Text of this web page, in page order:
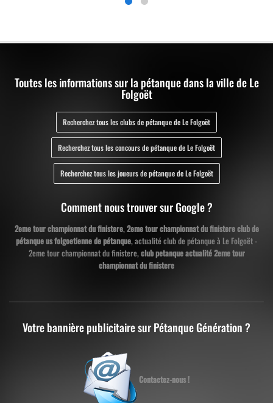
Toutes les informations sur la pétanque dans la ville de Le
Folgoët
Recherchez tous les clubs de pétanque de Le Folgoët
Recherchez tous les concours de pétanque de Le Folgoët
Recherchez tous les joueurs de pétanque de Le Folgoët
Comment nous trouver sur Google ?
2eme tour championnat du finistere,2eme tour championnat du finistere club de
pétanque us folgoetienne de pétanque, actualité club de pétanque à Le Folgoët -
2eme tour championnat du finistere,club petanque actualité 2eme tour
championnat du finistere
Votre bannière publicitaire sur Pétanque Génération ?
Contactez-nous !